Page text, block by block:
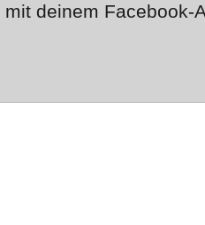
deinem Facebook-